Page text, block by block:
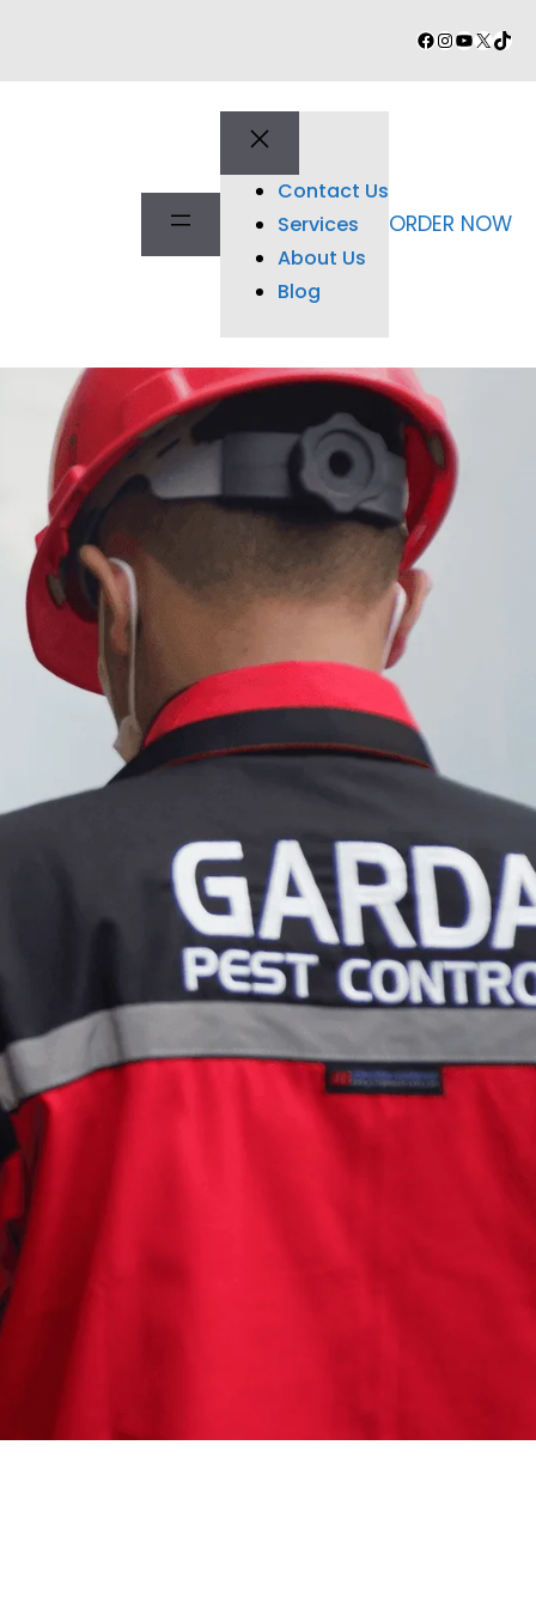
Facebook
Instagram
YouTube
X
Contact Us
Services
About Us
Blog
ORDER NOW